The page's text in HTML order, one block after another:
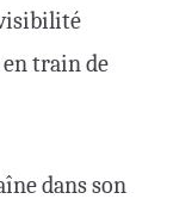
train de
dans son